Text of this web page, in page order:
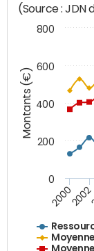
Montants (€)
(Source : JDN
20002002
0
200
400
600
800